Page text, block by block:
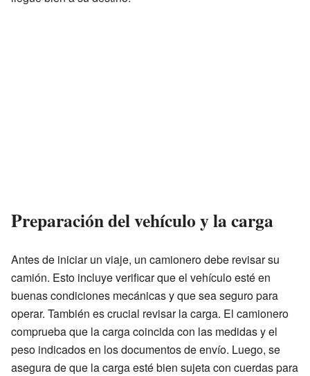
Preparación del vehículo y la carga
Antes de iniciar un viaje, un camionero debe revisar su
camión. Esto incluye verificar que el vehículo esté en
buenas condiciones mecánicas y que sea seguro para
operar. También es crucial revisar la carga. El camionero
comprueba que la carga coincida con las medidas y el
peso indicados en los documentos de envío. Luego, se
asegura de que la carga esté bien sujeta con cuerdas para